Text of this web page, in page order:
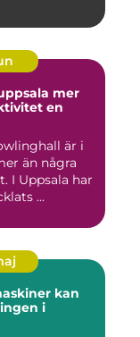
mer
en
är i
än några
I Uppsala har
...
kan
i